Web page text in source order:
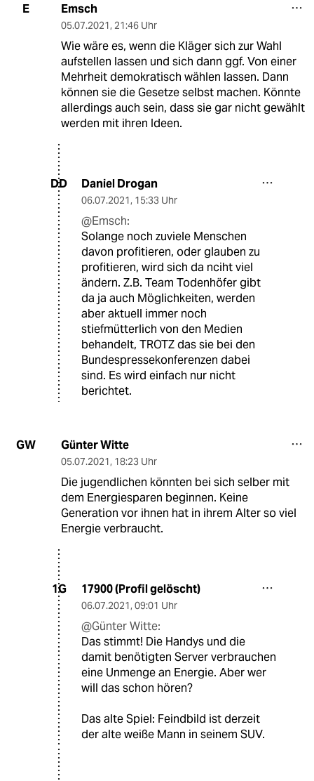
E Emsch
05.07.2021, 21:46 Uhr
Wie wäre es, wenn die Kläger sich zur Wahl
aufstellen lassen und sich dann ggf. Von einer
Mehrheit demokratisch wählen lassen. Dann
können sie die Gesetze selbst machen. Könnte
allerdings auch sein, dass sie gar nicht gewählt
werden mit ihren Ideen.
DD Daniel Drogan
06.07.2021, 15:33 Uhr
@Emsch:
Solange noch zuviele Menschen
davon profitieren, oder glauben zu
profitieren, wird sich da nciht viel
ändern. Z.B. Team Todenhöfer gibt
da ja auch Möglichkeiten, werden
aber aktuell immer noch
stiefmütterlich von den Medien
behandelt, TROTZ das sie bei den
Bundespressekonferenzen dabei
sind. Es wird einfach nur nicht
berichtet.
GW Günter Witte
05.07.2021, 18:23 Uhr
Die jugendlichen könnten bei sich selber mit
dem Energiesparen beginnen. Keine
Generation vor ihnen hat in ihrem Alter so viel
Energie verbraucht.
1G 17900 (Profil gelöscht)
06.07.2021, 09:01 Uhr
@Günter Witte:
Das stimmt! Die Handys und die
damit benötigten Server verbrauchen
eine Unmenge an Energie. Aber wer
will das schon hören?
Das alte Spiel: Feindbild ist derzeit
der alte weiße Mann in seinem SUV.